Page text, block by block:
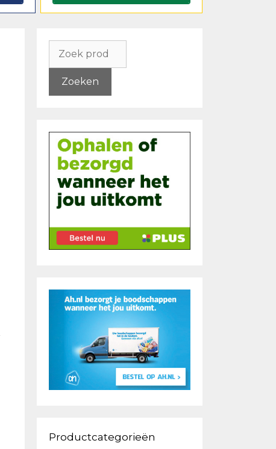
naar:
Zoeken
Productcategorieën